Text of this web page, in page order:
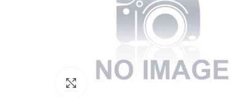
Click to enlarge